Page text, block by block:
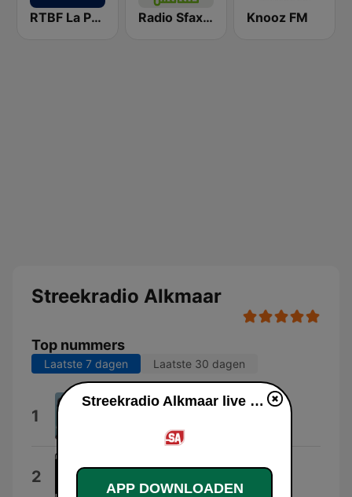
RTBF La Première Radio Sfax (إذاعة صفاقس) Knooz FM
Streekradio Alkmaar
Top nummers
Laatste 7 dagen Laatste 30 dagen
1 Be My Lover
2 The Sign
Ace of Base
Streekradio Alkmaar live luisteren
APP DOWNLOADEN